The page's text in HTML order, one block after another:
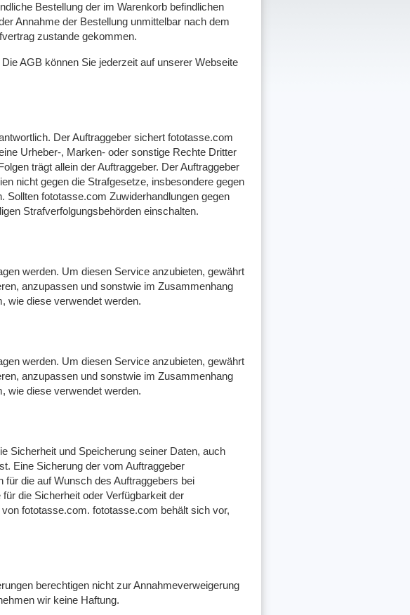
Bestellung der im Warenkorb befindlichen
Annahme der Bestellung unmittelbar nach dem
zustande gekommen.
AGB können Sie jederzeit auf unserer Webseite
Der Auftraggeber sichert fototasse.com
Urheber-, Marken- oder sonstige Rechte Dritter
trägt allein der Auftraggeber. Der Auftraggeber
nicht gegen die Strafgesetze, insbesondere gegen
Sollten fototasse.com Zuwiderhandlungen gegen
Strafverfolgungsbehörden einschalten.
werden. Um diesen Service anzubieten, gewährt
anzupassen und sonstwie im Zusammenhang
wie diese verwendet werden.
werden. Um diesen Service anzubieten, gewährt
anzupassen und sonstwie im Zusammenhang
wie diese verwendet werden.
Sicherheit und Speicherung seiner Daten, auch
Eine Sicherung der vom Auftraggeber
die auf Wunsch des Auftraggebers bei
die Sicherheit oder Verfügbarkeit der
fototasse.com. fototasse.com behält sich vor,
berechtigen nicht zur Annahmeverweigerung
wir keine Haftung.